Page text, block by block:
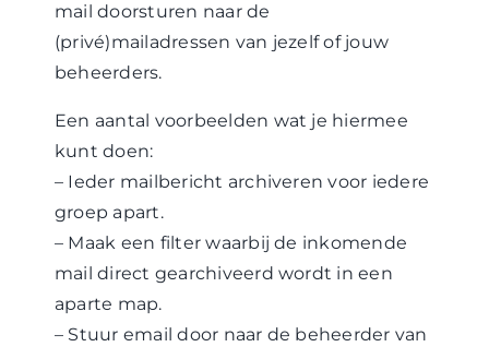
mail doorsturen naar de
(privé)mailadressen van jezelf of jouw
beheerders.
Een aantal voorbeelden wat je hiermee
kunt doen:
– Ieder mailbericht archiveren voor iedere
groep apart.
– Maak een filter waarbij de inkomende
mail direct gearchiveerd wordt in een
aparte map.
– Stuur email door naar de beheerder van